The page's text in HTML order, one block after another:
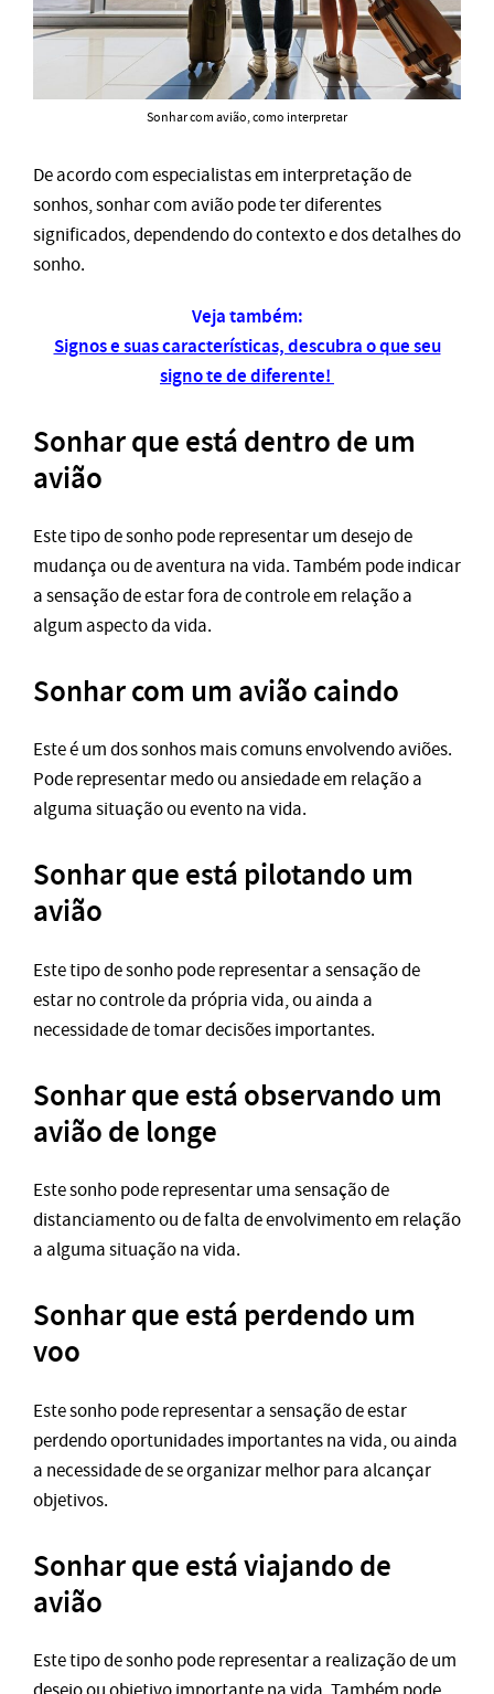
Sonhar com avião, como interpretar
De acordo com especialistas em interpretação de
sonhos, sonhar com avião pode ter diferentes
significados, dependendo do contexto e dos detalhes do
sonho.
Veja também:
Signos e suas características, descubra o que seu
signo te de diferente!
Sonhar que está dentro de um
avião
Este tipo de sonho pode representar um desejo de
mudança ou de aventura na vida. Também pode indicar
a sensação de estar fora de controle em relação a
algum aspecto da vida.
Sonhar com um avião caindo
Este é um dos sonhos mais comuns envolvendo aviões.
Pode representar medo ou ansiedade em relação a
alguma situação ou evento na vida.
Sonhar que está pilotando um
avião
Este tipo de sonho pode representar a sensação de
estar no controle da própria vida, ou ainda a
necessidade de tomar decisões importantes.
Sonhar que está observando um
avião de longe
Este sonho pode representar uma sensação de
distanciamento ou de falta de envolvimento em relação
a alguma situação na vida.
Sonhar que está perdendo um
voo
Este sonho pode representar a sensação de estar
perdendo oportunidades importantes na vida, ou ainda
a necessidade de se organizar melhor para alcançar
objetivos.
Sonhar que está viajando de
avião
Este tipo de sonho pode representar a realização de um